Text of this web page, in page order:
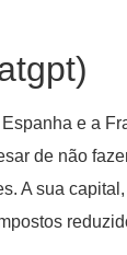
e a
de não
A sua